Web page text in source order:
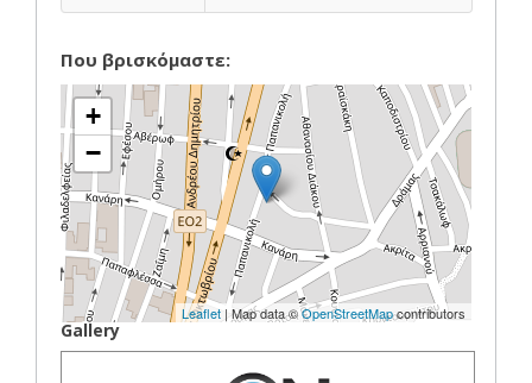
Που βρισκόμαστε:
+
−
Leaflet | Map data ©OpenStreetMapcontributors
Gallery